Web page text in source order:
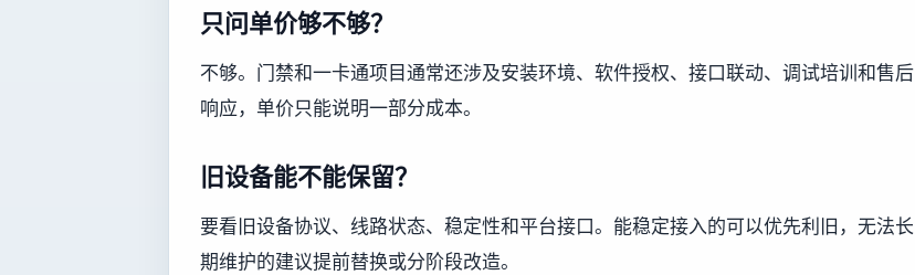
只问单价够不够？
不够。门禁和一卡通项目通常还涉及安装环境、软件授权、接口联动、调试培训和售后
响应，单价只能说明一部分成本。
旧设备能不能保留？
要看旧设备协议、线路状态、稳定性和平台接口。能稳定接入的可以优先利旧，无法长
期维护的建议提前替换或分阶段改造。